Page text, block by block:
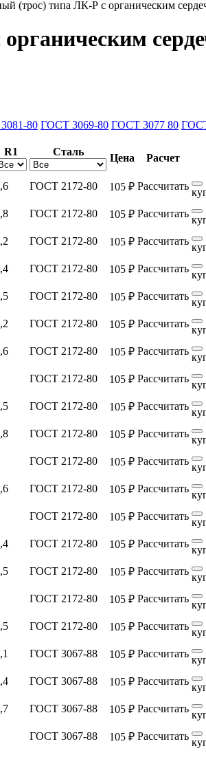
(трос) типа ЛК-Р с органическим
80 ГОСТ 3069-80 ГОСТ 3077 80
R1 Сталь
Цена Расчет
ГОСТ 2172-80 105 ₽ Рассчитать
ГОСТ 2172-80 105 ₽ Рассчитать
ГОСТ 2172-80 105 ₽ Рассчитать
ГОСТ 2172-80 105 ₽ Рассчитать
ГОСТ 2172-80 105 ₽ Рассчитать
ГОСТ 2172-80 105 ₽ Рассчитать
ГОСТ 2172-80 105 ₽ Рассчитать
ГОСТ 2172-80 105 ₽ Рассчитать
ГОСТ 2172-80 105 ₽ Рассчитать
ГОСТ 2172-80 105 ₽ Рассчитать
ГОСТ 2172-80 105 ₽ Рассчитать
ГОСТ 2172-80 105 ₽ Рассчитать
ГОСТ 2172-80 105 ₽ Рассчитать
ГОСТ 2172-80 105 ₽ Рассчитать
ГОСТ 2172-80 105 ₽ Рассчитать
ГОСТ 2172-80 105 ₽ Рассчитать
ГОСТ 2172-80 105 ₽ Рассчитать
ГОСТ 3067-88 105 ₽ Рассчитать
ГОСТ 3067-88 105 ₽ Рассчитать
ГОСТ 3067-88 105 ₽ Рассчитать
ГОСТ 3067-88 105 ₽ Рассчитать